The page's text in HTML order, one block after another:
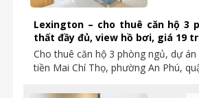
Lexington – cho thuê căn hộ 3
thất đầy đủ, view hồ bơi, giá 19
Cho thuê căn hộ 3 phòng ngủ, dự
tiền Mai Chí Thọ, phường An Phú,